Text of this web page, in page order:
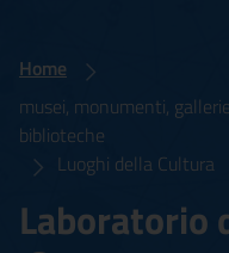
Home
musei, monumenti,
biblioteche
Luoghi della Cultura
Laboratorio